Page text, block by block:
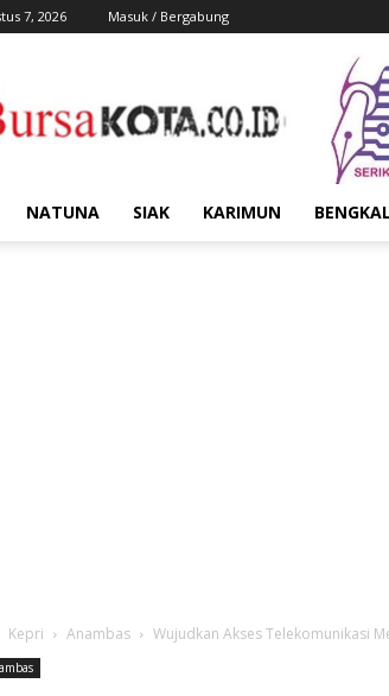
7, 2026 Masuk / Bergabung
Kota
NATUNA SIAK KARIMUN
Kepri Anambas Wujudkan Akses Telekomunikasi